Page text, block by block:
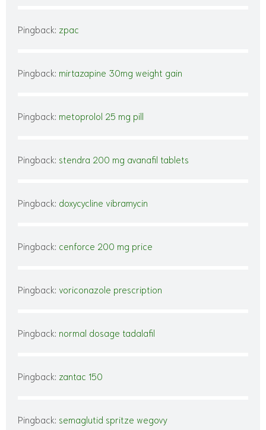
Pingback: zpac
Pingback: mirtazapine 30mg weight gain
Pingback: metoprolol 25 mg pill
Pingback: stendra 200 mg avanafil tablets
Pingback: doxycycline vibramycin
Pingback: cenforce 200 mg price
Pingback: voriconazole prescription
Pingback: normal dosage tadalafil
Pingback: zantac 150
Pingback: semaglutid spritze wegovy